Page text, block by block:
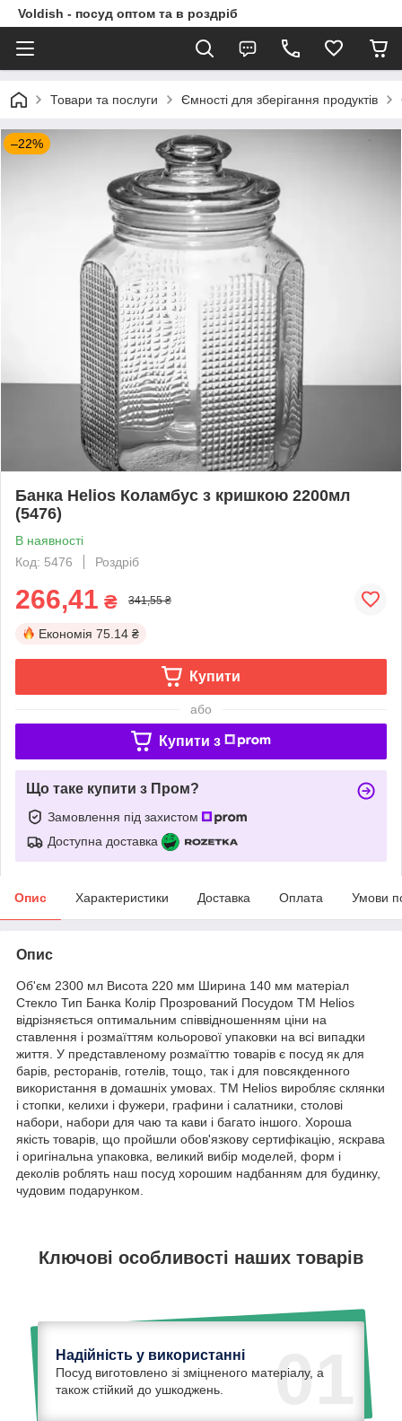
Voldish - посуд оптом та в роздріб
Товари та послуги Ємності для зберігання продуктів
–22%
Банка Helios Коламбус з кришкою 2200мл
(5476)
В наявності
Код: 5476
Роздріб
266,41 ₴ 341,55 ₴
Економія 75.14 ₴
Купити
або
Купити з
Що таке купити з Пром?
Замовлення під захистом
Доступна доставка
Опис Характеристики Доставка Оплата Умови
Опис
Об'єм 2300 мл Висота 220 мм Ширина 140 мм матеріал
Стекло Тип Банка Колір Прозрований Посудом TM Helios
відрізняється оптимальним співвідношенням ціни на
ставлення і розмаїттям кольорової упаковки на всі випадки
життя. У представленому розмаїттю товарів є посуд як для
барів, ресторанів, готелів, тощо, так і для повсякденного
використання в домашніх умовах. TM Helios виробляє склянки
і стопки, келихи і фужери, графини і салатники, столові
набори, набори для чаю та кави і багато іншого. Хороша
якість товарів, що пройшли обов'язкову сертифікацію, яскрава
і оригінальна упаковка, великий вибір моделей, форм і
деколів роблять наш посуд хорошим надбанням для будинку,
чудовим подарунком.
Ключові особливості наших товарів
01
Надійність у використанні
Посуд виготовлено зі зміцненого матеріалу, а
також стійкий до ушкоджень.